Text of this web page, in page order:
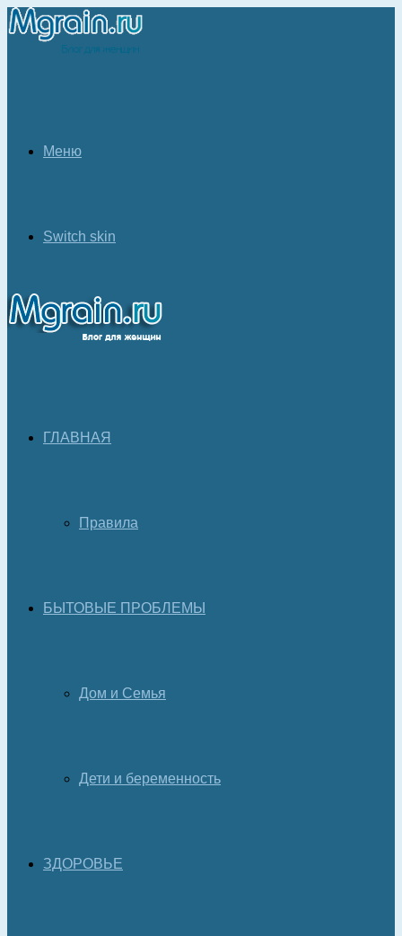
Меню
Switch skin
ГЛАВНАЯ
Правила
БЫТОВЫЕ ПРОБЛЕМЫ
Дом и Семья
Дети и беременность
ЗДОРОВЬЕ